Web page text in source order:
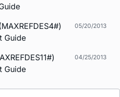
Guide
05/20/2013
Guide
04/25/2013